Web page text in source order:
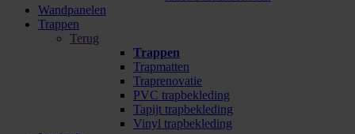
Wandpanelen
Trappen
Terug
Trappen
Trapmatten
Traprenovatie
PVC trapbekleding
Tapijt trapbekleding
Vinyl trapbekleding